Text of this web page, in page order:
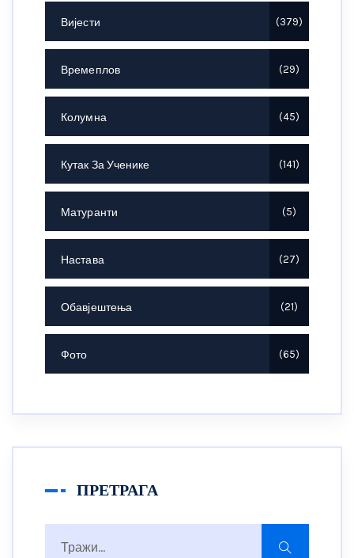
Вијести 379
Времеплов 29
Колумна 45
Кутак За Ученике 141
Матуранти 5
Настава 27
Обавјештења 21
Фото 65
ПРЕТРАГА